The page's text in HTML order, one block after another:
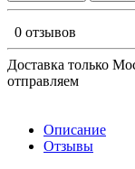
0 отзывов
Доставка только
отправляем
Описание
Отзывы